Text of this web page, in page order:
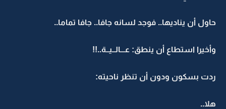
حاول أن يناديها.. فوجد لسانه جافا.. جافا تماما..
وأخيرا استطاع أن ينطق: عـــالــيــة..!!
ردت بسكون ودون أن تنظر ناحيته:
هلا..